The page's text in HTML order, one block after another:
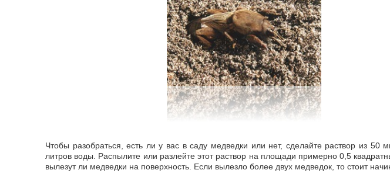
Чтобы разобраться, есть ли у вас в саду медведки или нет, сделайте раствор из
литров воды. Распылите или разлейте этот раствор на площади примерно 0,5
вылезут ли медведки на поверхность. Если вылезло более двух медведок, то стоит